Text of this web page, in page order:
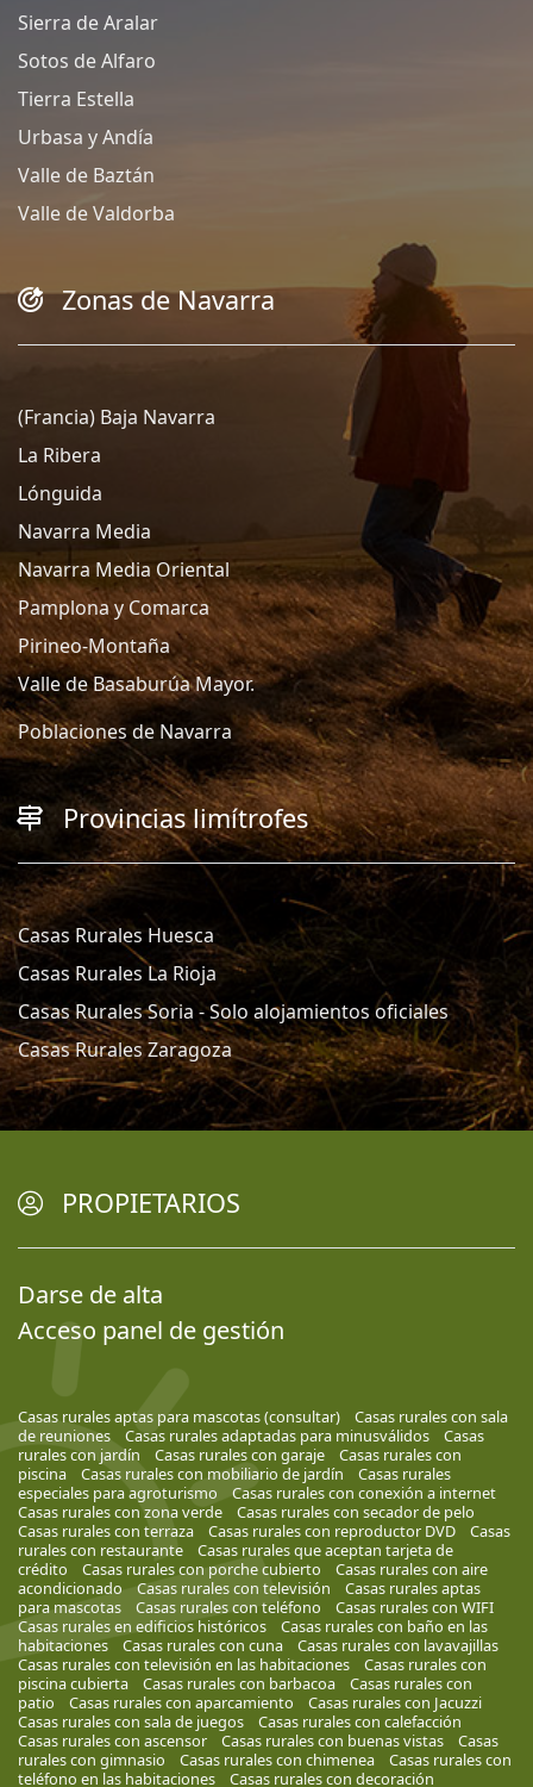
Sierra de Aralar
Sotos de Alfaro
Tierra Estella
Urbasa y Andía
Valle de Baztán
Valle de Valdorba
Zonas de Navarra
(Francia) Baja Navarra
La Ribera
Lónguida
Navarra Media
Navarra Media Oriental
Pamplona y Comarca
Pirineo-Montaña
Valle de Basaburúa Mayor.
Poblaciones de Navarra
Provincias limítrofes
Casas Rurales Huesca
Casas Rurales La Rioja
Casas Rurales Soria - Solo alojamientos oficiales
Casas Rurales Zaragoza
PROPIETARIOS
Darse de alta
Acceso panel de gestión
Casas rurales aptas para mascotas (consultar)
Casas rurales con sala
de reuniones
Casas rurales adaptadas para minusválidos
Casas
rurales con jardín
Casas rurales con garaje
Casas rurales con
piscina
Casas rurales con mobiliario de jardín
Casas rurales
especiales para agroturismo
Casas rurales con conexión a internet
Casas rurales con zona verde
Casas rurales con secador de pelo
Casas rurales con terraza
Casas rurales con reproductor DVD
Casas
rurales con restaurante
Casas rurales que aceptan tarjeta de
crédito
Casas rurales con porche cubierto
Casas rurales con aire
acondicionado
Casas rurales con televisión
Casas rurales aptas
para mascotas
Casas rurales con teléfono
Casas rurales con WIFI
Casas rurales en edificios históricos
Casas rurales con baño en las
habitaciones
Casas rurales con cuna
Casas rurales con lavavajillas
Casas rurales con televisión en las habitaciones
Casas rurales con
piscina cubierta
Casas rurales con barbacoa
Casas rurales con
patio
Casas rurales con aparcamiento
Casas rurales con Jacuzzi
Casas rurales con sala de juegos
Casas rurales con calefacción
Casas rurales con ascensor
Casas rurales con buenas vistas
Casas
rurales con gimnasio
Casas rurales con chimenea
Casas rurales con
teléfono en las habitaciones
Casas rurales con decoración